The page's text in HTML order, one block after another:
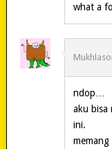
what a
ndop…
aku bisa
ini.